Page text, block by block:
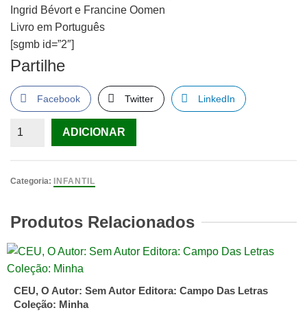
Ingrid Bévort e Francine Oomen
Livro em Português
[sgmb id=”2″]
Partilhe
Facebook Twitter LinkedIn
Quantidade
galinha
coelho
vão
de
Ingrid
ADICIONAR
Categoria: INFANTIL
Produtos Relacionados
CEU, O Autor: Sem Autor Editora: Campo Das Letras
Coleção: Minha